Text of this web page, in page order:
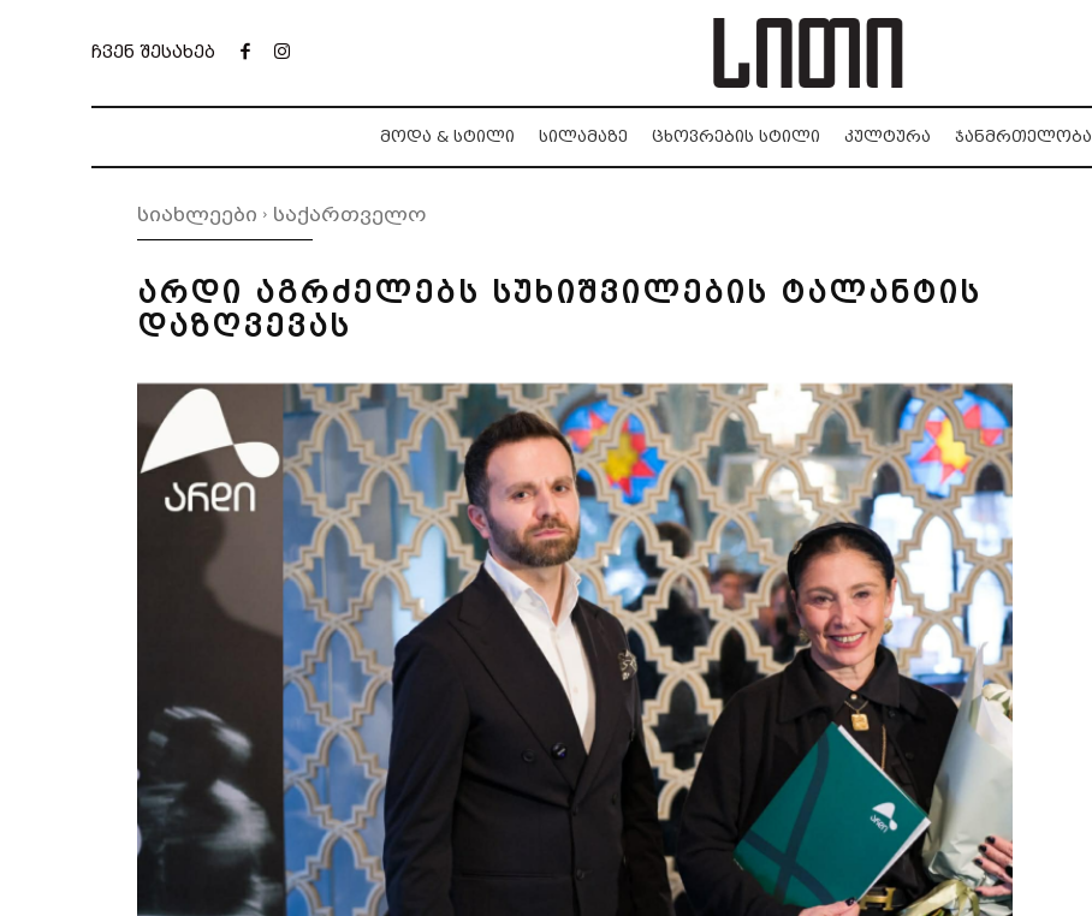
ჩვენ შესახებ
ᲛᲝᲓᲐ & ᲡᲢᲘᲚᲘ ᲡᲘᲚᲐᲛᲐᲖᲔ ᲪᲮᲝᲕᲠᲔᲑᲘᲡ ᲡᲢᲘᲚᲘ ᲙᲣᲚᲢᲣᲠᲐ ᲯᲐᲜᲛᲠᲗᲔᲚᲝᲑᲐ
სიახლეები საქართველო
არდი აგრძელებს სუხიშვილების ტალანტის
დაზღვევას